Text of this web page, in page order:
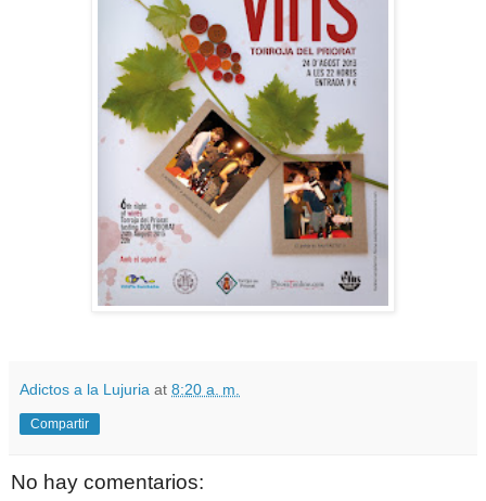
Adictos a la Lujuria at 8:20 a. m.
Compartir
No hay comentarios: